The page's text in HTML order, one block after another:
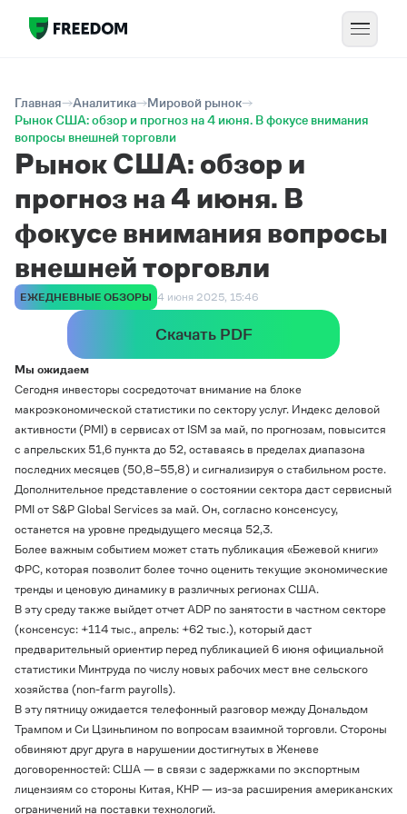
Главная Аналитика
Мировой рынок
Рынок США: обзор и прогноз на 4 июня. В фокусе внимания
вопросы внешней торговли
Рынок США: обзор и
прогноз на 4 июня. В
фокусе внимания вопросы
внешней торговли
ЕЖЕДНЕВНЫЕ ОБЗОРЫ 4 июня 2025, 15:46
Скачать PDF
Мы ожидаем
Сегодня инвесторы сосредоточат внимание на блоке
макроэкономической статистики по сектору услуг. Индекс деловой
активности (PMI) в сервисах от ISM за май, по прогнозам, повысится
с апрельских 51,6 пункта до 52, оставаясь в пределах диапазона
последних месяцев (50,8–55,8) и сигнализируя о стабильном росте.
Дополнительное представление о состоянии сектора даст сервисный
PMI от S&P Global Services за май. Он, согласно консенсусу,
останется на уровне предыдущего месяца 52,3.
Более важным событием может стать публикация «Бежевой книги»
ФРС, которая позволит более точно оценить текущие экономические
тренды и ценовую динамику в различных регионах США.
В эту среду также выйдет отчет ADP по занятости в частном секторе
(консенсус: +114 тыс., апрель: +62 тыс.), который даст
предварительный ориентир перед публикацией 6 июня официальной
статистики Минтруда по числу новых рабочих мест вне сельского
хозяйства (non-farm payrolls).
В эту пятницу ожидается телефонный разговор между Дональдом
Трампом и Си Цзиньпином по вопросам взаимной торговли. Стороны
обвиняют друг друга в нарушении достигнутых в Женеве
договоренностей: США — в связи с задержками по экспортным
лицензиям со стороны Китая, КНР — из-за расширения американских
ограничений на поставки технологий.